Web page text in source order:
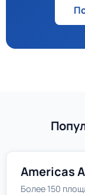
Americas
Более 150